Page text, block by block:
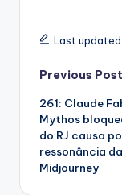
Last
Post
Previous Post
261: Claude
Mythos
do RJ causa
ressonância da
Midjourney